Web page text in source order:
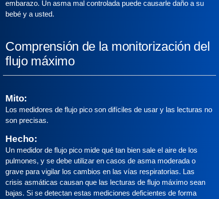
embarazo. Un asma mal controlada puede causarle daño a su
bebé y a usted.
Comprensión de la monitorización del
flujo máximo
Mito:
Los medidores de flujo pico son difíciles de usar y las lecturas no
son precisas.
Hecho:
Un medidor de flujo pico mide qué tan bien sale el aire de los
pulmones, y se debe utilizar en casos de asma moderada o
grave para vigilar los cambios en las vías respiratorias. Las
crisis asmáticas causan que las lecturas de flujo máximo sean
bajas. Si se detectan estas mediciones deficientes de forma